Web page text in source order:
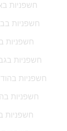
חשפניות
חשפניות
חשפניות
חשפניות
חשפניות
חשפניות
חשפניות